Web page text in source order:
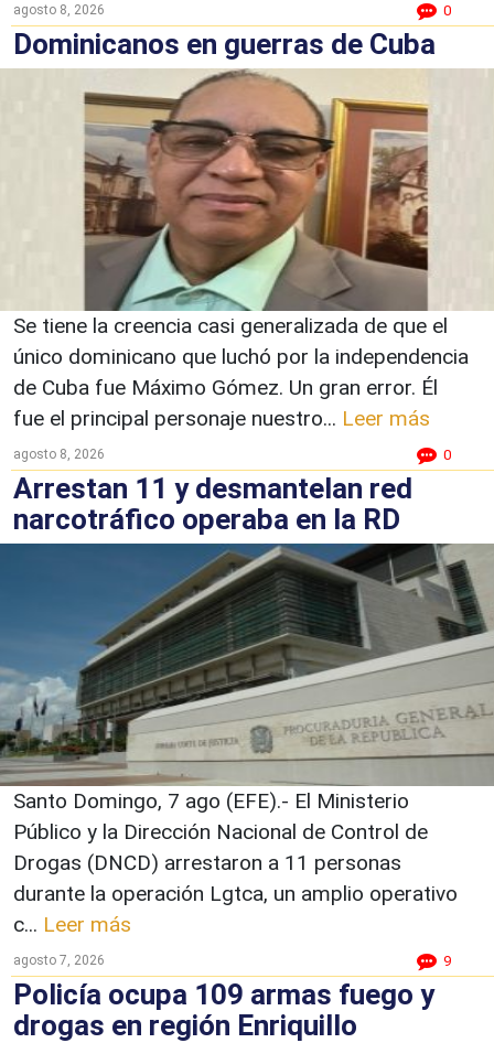
agosto 8, 2026 0
Dominicanos en guerras de Cuba
Se tiene la creencia casi generalizada de que el
único dominicano que luchó por la independencia
de Cuba fue Máximo Gómez. Un gran error. Él
fue el principal personaje nuestro... Leer más
agosto 8, 2026 0
Arrestan 11 y desmantelan red
narcotráfico operaba en la RD
Santo Domingo, 7 ago (EFE).- El Ministerio
Público y la Dirección Nacional de Control de
Drogas (DNCD) arrestaron a 11 personas
durante la operación Lgtca, un amplio operativo
c... Leer más
agosto 7, 2026 9
Policía ocupa 109 armas fuego y
drogas en región Enriquillo